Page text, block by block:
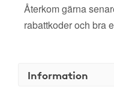
Återkom gärna
rabattkoder och bra
Information